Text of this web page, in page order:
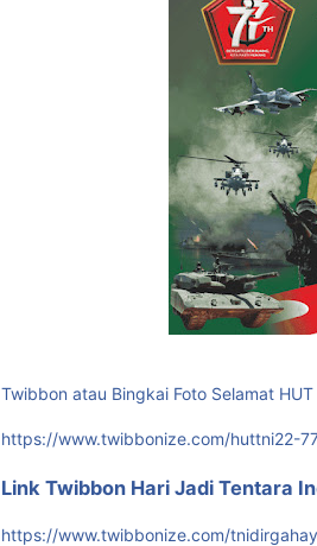
Twibbon atau Bingkai Foto Selamat
https://www.twibbonize.com/huttni22-
Link Twibbon Hari Jadi Tentara
https://www.twibbonize.com/